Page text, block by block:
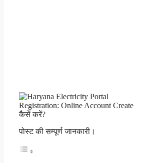
पोस्ट की सम्पूर्ण जानकारी।